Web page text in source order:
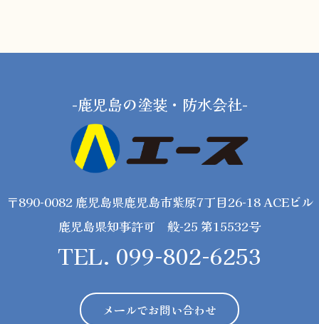
-鹿児島の塗装・防水会社-
〒890-0082 鹿児島県鹿児島市紫原7丁目26-18 ACEビル
鹿児島県知事許可 般-25 第15532号
TEL. 099-802-6253
メールでお問い合わせ